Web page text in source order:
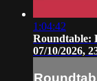
1:04:42
Roundtable:
07/10/2026,